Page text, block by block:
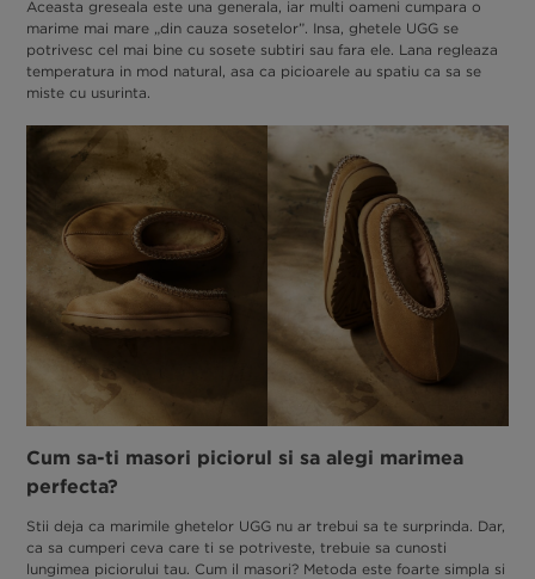
Aceasta greseala este una generala, iar multi oameni cumpara o
marime mai mare „din cauza sosetelor”. Insa, ghetele UGG se
potrivesc cel mai bine cu sosete subtiri sau fara ele. Lana regleaza
temperatura in mod natural, asa ca picioarele au spatiu ca sa se
miste cu usurinta.
Cum sa-ti masori piciorul si sa alegi marimea
perfecta?
Stii deja ca marimile ghetelor UGG nu ar trebui sa te surprinda. Dar,
ca sa cumperi ceva care ti se potriveste, trebuie sa cunosti
lungimea piciorului tau. Cum il masori? Metoda este foarte simpla si